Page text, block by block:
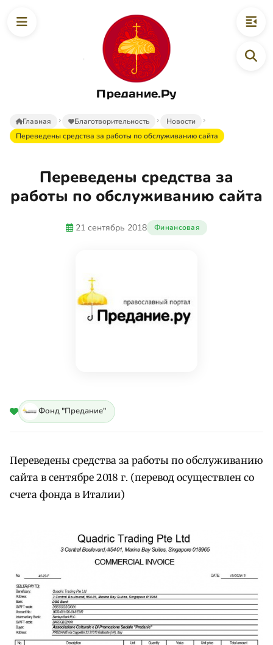
Предание.Ру
Главная Благотворительность
Новости
Переведены средства за работы по обслуживанию сайта
Переведены средства за
работы по обслуживанию сайта
21 сентябрь 2018 Финансовая
Фонд "Предание"
Переведены средства за работы по обслуживанию
сайта в сентябре 2018 г. (перевод осуществлен со
счета фонда в Италии)